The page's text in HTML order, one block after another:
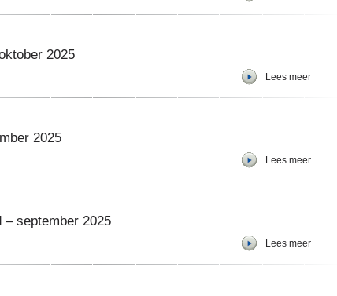
2025
Lees meer
2025
Lees meer
september 2025
Lees meer